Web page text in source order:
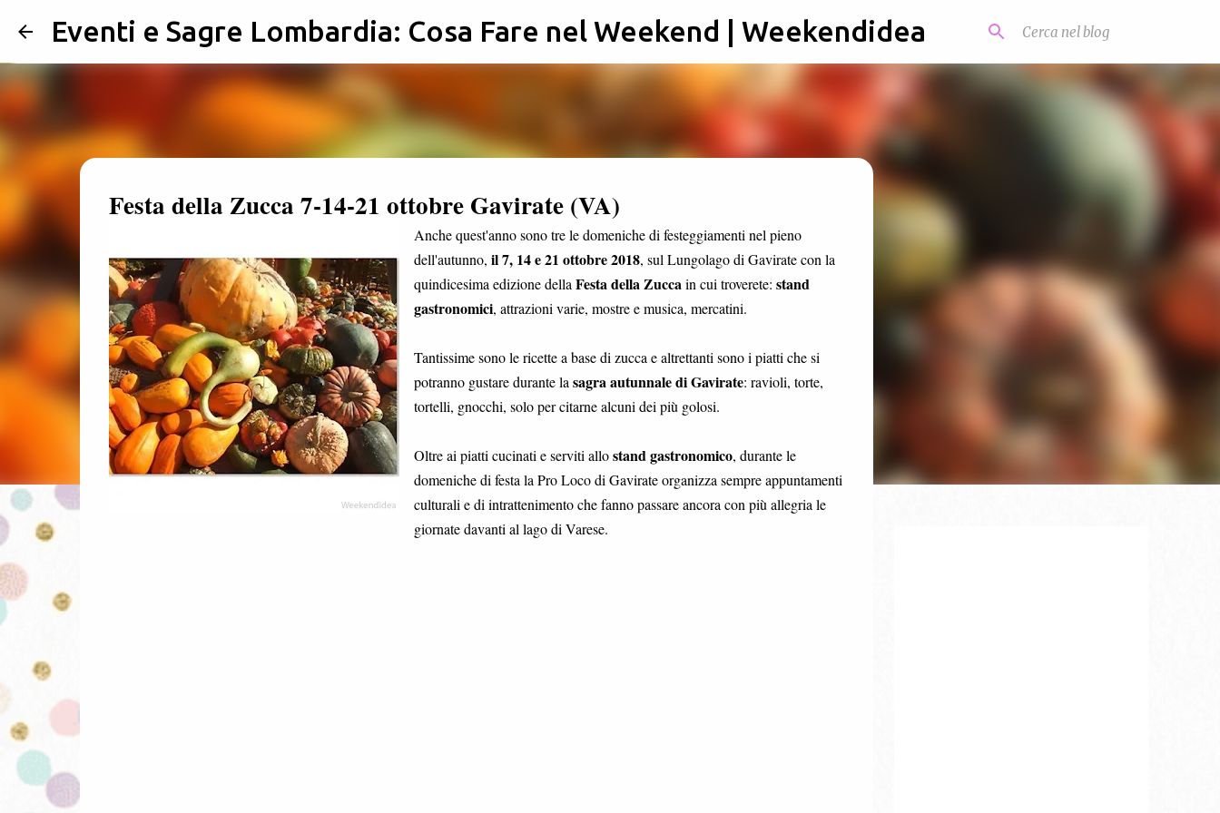
Passa ai contenuti principali
Eventi e Sagre Lombardia: Cosa Fare nel Weekend | Weekendidea
Festa della Zucca 7-14-21 ottobre Gavirate (VA)
Anche quest'anno sono tre le domeniche di festeggiamenti nel pieno
dell'autunno, il 7, 14 e 21 ottobre 2018, sul Lungolago di Gavirate con la
quindicesima edizione della Festa della Zucca in cui troverete: stand
gastronomici, attrazioni varie, mostre e musica, mercatini.
Tantissime sono le ricette a base di zucca e altrettanti sono i piatti che si
potranno gustare durante lasagra autunnale di Gavirate: ravioli, torte,
tortelli, gnocchi, solo per citarne alcuni dei più golosi.
Oltre ai piatti cucinati e serviti allostand gastronomico, durante le
domeniche di festa la Pro Loco di Gavirate organizza sempre appuntamenti
culturali e di intrattenimento che fanno passare ancora con più allegria le
giornate davanti al lago di Varese.